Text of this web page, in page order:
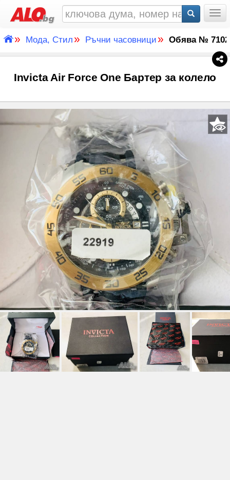
» Мода, Стил » Ръчни часовници » Обява №
Invicta Air Force One Бартер за колело